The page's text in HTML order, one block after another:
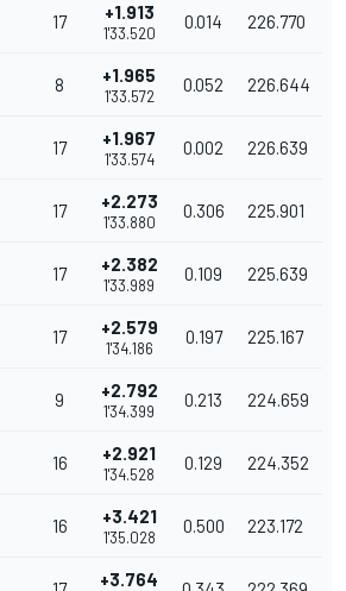
17 +1.913
1'33.520
0.014 226.770
8 +1.965
1'33.572
0.052 226.644
17 +1.967
1'33.574
0.002 226.639
17 +2.273
1'33.880
0.306 225.901
17 +2.382
1'33.989
0.109 225.639
17 +2.579
1'34.186
0.197 225.167
9 +2.792
1'34.399
0.213 224.659
16 +2.921
1'34.528
0.129 224.352
16 +3.421
1'35.028
0.500 223.172
+3.764